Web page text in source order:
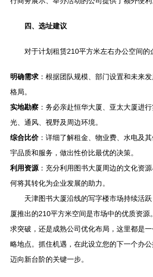
四、选址建议
对于计划租赁210平方米左右办公空间的
明确需求 ：根据团队规模、部门设置和未来
格局。
实地勘察 ：务必亲赴恒华大厦、亚太大厦进
光、通风、视野及周边环境。
综合比价：详细了解租金、物业费、水电及
宇品质和服务，做出性价比最优的决策。
利用资源 ：充分利用图书大厦周边的文化资
何将其转化为企业发展的助力。
天津图书大厦沿线的写字楼市场持续活
厦推出的210平方米空间是市场中的优质资源
求突破，还是成熟公司优化布局，这里都是
略地点。抓住机遇，在此设立您的下一个办
迈向新台阶的关键一步。